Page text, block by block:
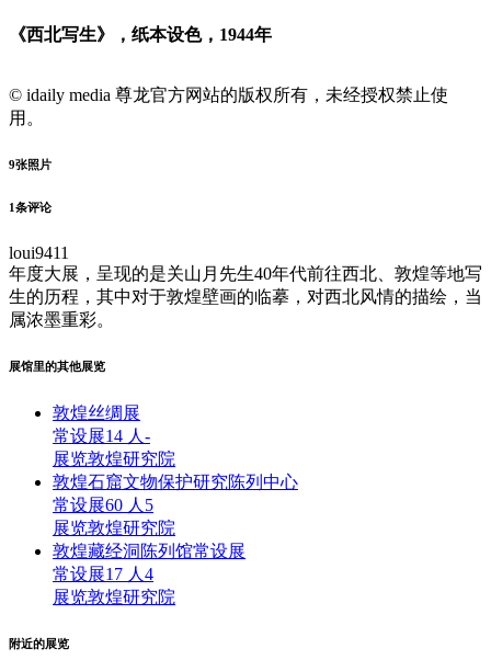
《西北写生》，纸本设色，1944年
© idaily media 尊龙官方网站的版权所有，未经授权禁止使
用。
9张照片
1条评论
loui9411
年度大展，呈现的是关山月先生40年代前往西北、敦煌等地写
生的历程，其中对于敦煌壁画的临摹，对西北风情的描绘，当
属浓墨重彩。
展馆里的其他展览
敦煌丝绸展
常设展14 人 -
展览敦煌研究院
敦煌石窟文物保护研究陈列中心
常设展60 人 5
展览敦煌研究院
敦煌藏经洞陈列馆常设展
常设展17 人 4
展览敦煌研究院
附近的展览